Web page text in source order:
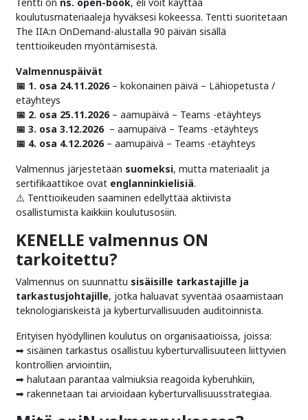
koulutusmateriaaleja hyväksesi kokeessa. Tentti suoritetaan
The IIA:n OnDemand-alustalla 90 päivän sisällä
tenttioikeuden myöntämisestä.
Valmennuspäivät
📅 1. osa 24.11.2026 – kokonainen päivä – Lähiopetusta /
etäyhteys
📅 2. osa 25.11.2026 – aamupäivä – Teams -etäyhteys
📅 3. osa 3.12.2026 – aamupäivä – Teams -etäyhteys
📅 4. osa 4.12.2026 – aamupäivä – Teams -etäyhteys
Valmennus järjestetään suomeksi, mutta materiaalit ja
sertifikaattikoe ovat englanninkielisiä.
⚠️ Tenttioikeuden saaminen edellyttää aktiivista
osallistumista kaikkiin koulutusosiin.
KENELLE valmennus ON
tarkoitettu?
Valmennus on suunnattu sisäisille tarkastajille ja
tarkastusjohtajille, jotka haluavat syventää osaamistaan
teknologiariskeistä ja kyberturvallisuuden auditoinnista.
Erityisen hyödyllinen koulutus on organisaatioissa, joissa:
➡ sisäinen tarkastus osallistuu kyberturvallisuuteen liittyvien
kontrollien arviointiin,
➡ halutaan parantaa valmiuksia reagoida kyberuhkiin,
➡ rakennetaan tai arvioidaan kyberturvallisuusstrategiaa.